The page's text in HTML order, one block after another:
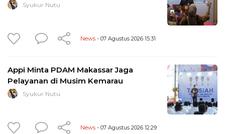
Syukur Nutu
News - 07 Agustus 2026 15:31
Appi Minta PDAM Makassar Jaga
Pelayanan di Musim Kemarau
Syukur Nutu
News - 07 Agustus 2026 12:29